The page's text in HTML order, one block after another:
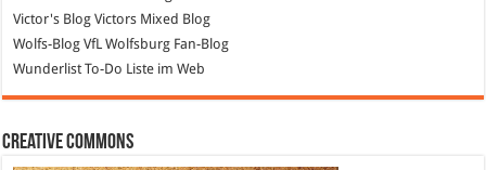
Victor's Blog Victors Mixed Blog
Wolfs-Blog VfL Wolfsburg Fan-Blog
WunderlistTo-Do Liste im Web
Creative Commons